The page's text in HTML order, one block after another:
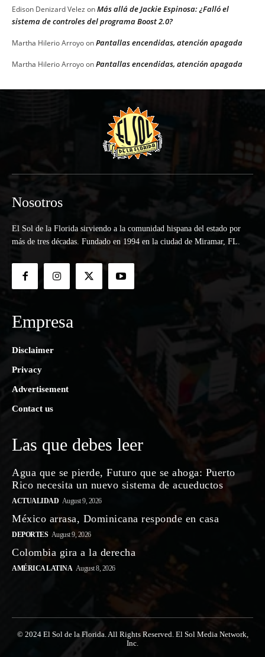
Edison Denizard Velez onMás allá de Jackie Espinosa: ¿Falló el
sistema de controles del programa Boost 2.0?
Martha Hilerio ArroyoonPantallas encendidas, atención apagada
Martha Hilerio ArroyoonPantallas encendidas, atención apagada
Nosotros
El Sol de la Florida sirviendo a la comunidad hispana del estado por
más de tres décadas. Fundado en 1994 en la ciudad de Miramar, FL.
Empresa
Disclaimer
Privacy
Advertisement
Contact us
Las que debes leer
Agua que se pierde, Futuro que se ahoga: Puerto
Rico necesita un nuevo sistema de acueductos
ACTUALIDAD August 9, 2026
México arrasa, Dominicana responde en casa
DEPORTES August 9, 2026
Colombia gira a la derecha
AMÉRICA LATINA August 8, 2026
© 2024 El Sol de la Florida. All Rights Reserved. El Sol Media Network,
Inc.